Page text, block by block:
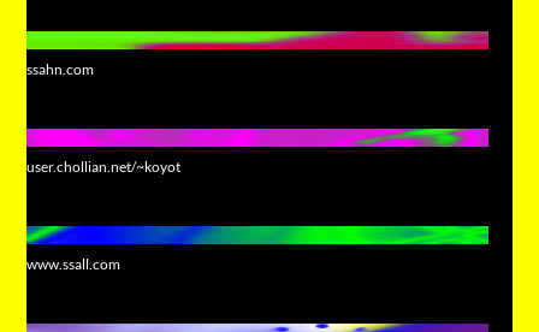
ssahn.com
user.chollian.net/~koyot
www.ssall.com